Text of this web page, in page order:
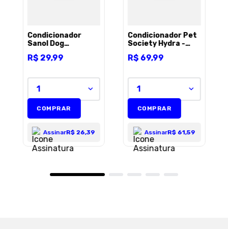
Condicionador
Sanol Dog
Cães e Gatos -
R$ 29,99
1
COMPRAR
AssinarR$ 26,39
Condicionador Pet
Society Hydra -
R$ 69,99
1
COMPRAR
AssinarR$ 61,59